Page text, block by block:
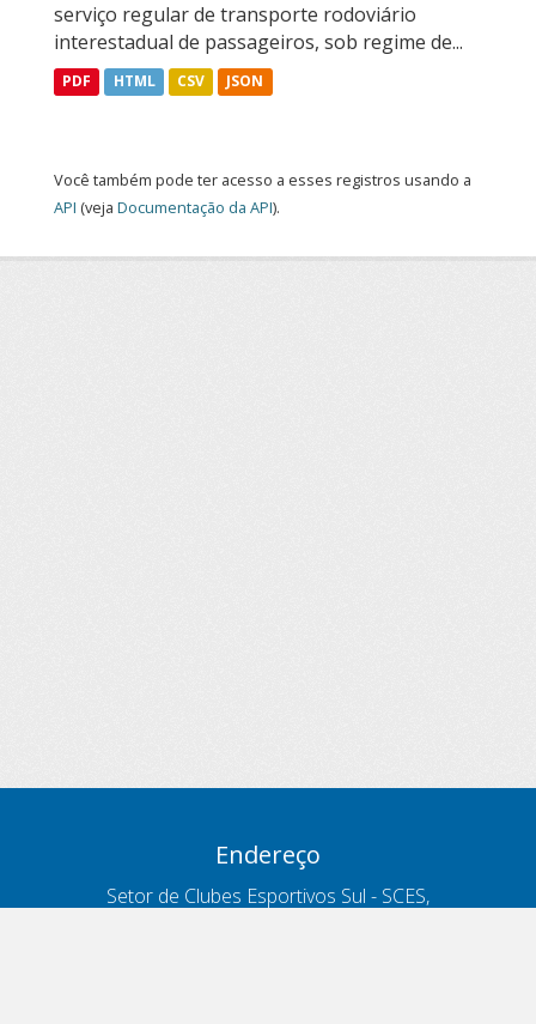
serviço regular de transporte rodoviário
interestadual de passageiros, sob regime de...
PDF HTML CSV JSON
Você também pode ter acesso a esses registros usando a
API (veja Documentação da API).
Endereço
Setor de Clubes Esportivos Sul - SCES,